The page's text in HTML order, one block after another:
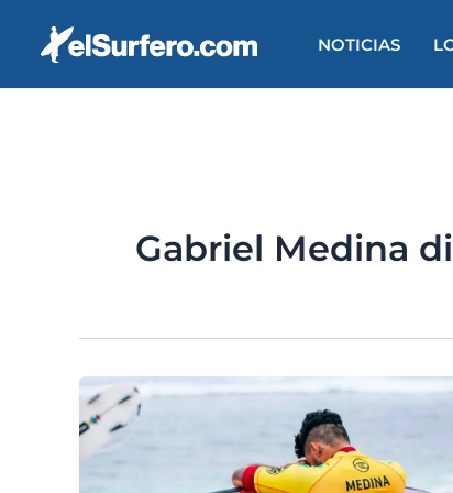
NOTICIAS
Gabriel Medina